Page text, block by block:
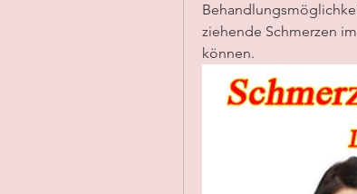
ziehende Schmerzen
können.